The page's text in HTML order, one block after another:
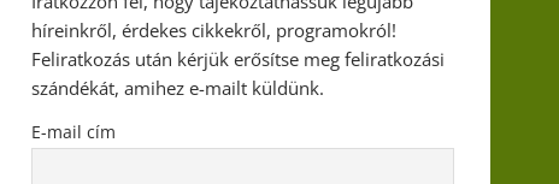
híreinkről, érdekes cikkekről, programokról!
Feliratkozás után kérjük erősítse meg feliratkozási
szándékát, amihez e-mailt küldünk.
E-mail cím